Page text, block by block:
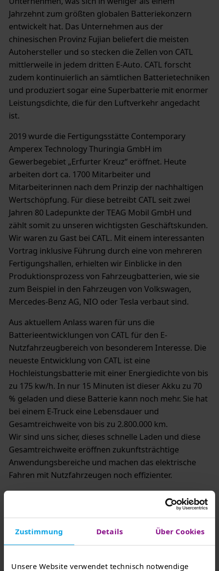
Zustimmung Details Über Cookies
Unsere Website verwendet technisch notwendige
Jahrzehnt zum größten globalen Batteriekonzern
entwickelt hat. Das Unternehmen aus der
chinesischen Provinz Fujian beliefert die meisten
Autohersteller und so stecken die Zellen von CATL
mittlerweile in jedem dritten E-Auto. CATL forscht
zudem kontinuierlich an sämtlichen Batterietechniken
und produziert sogar eine Superbatterie mit enormer
Leistungsdichte, die für den Luftverkehr angedacht
ist.
2019 wurde die Fertigungsstätte Contemporary
Amperex Technology Thuringia GmbH im
Gewerbegebiet „Erfurter Kreuz“ eröffnet. Heute
arbeiten dort ca. 1700 Mitarbeiter und
Mitarbeiterinnen nach dem Prinzip der nachhaltigen
Wertschöpfung. Für diese betreibt CATL seit zwei
Jahren 80 Ladepunkte der TEAG Mobil GmbH und
zählt somit zu unseren wichtigsten Geschäftskunden.
Wir waren zu Gast bei CATL. Mit einem interessanten
Vortrag inklusive Führung durch eine von mehreren
Fertigungshallen, erhielten wir Einblicke in den
Produktionsprozess von Fahrzeugbatterien, wie sie
zum Beispiel in den Fahrzeugen von Volkswagen,
Mercedes-Benz AG, NIO oder Tesla verbaut sind.
Aus aktuellem Anlass waren für uns die
Batterieentwicklungen von CATL für den E-
Nutzfahrzeugbereich von besonderem Interesse. Die
neueste Entwicklung von CATL ist eine
Hochleistungsbatterie mit einer Energiedichte von bis
zu 175 kw/h. In nur 15 Minuten ist dieser Akku zu 70
% geladen und diese Batterie kann noch mehr. Sie hat
bei einem E-Truck eine Lebensdauer und
Gesamtreichweite von bis zu 2.800.000 km.
Wir sind uns sicher, dieses schnelle Laden und diese
Gesamtreichweite eröffnen zukunftsträchtige
Anwendungsbereiche und machen das elektrische
Fahren mit Nutzfahrzeugen noch effizienter.
TEAG Mobil & CATL bleiben in engem geschäftlichem
Kontakt, nutzen Synergien und werden gemeinsam
weitere Projekte planen.